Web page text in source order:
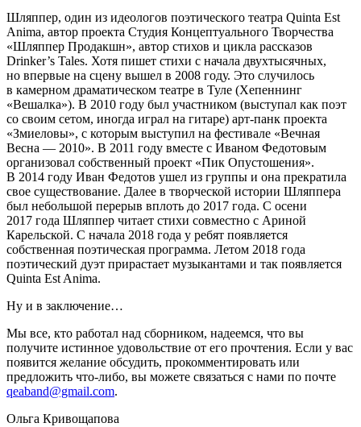
Шляппер, один из идеологов поэтического театра Quinta Est
Anima, автор проекта Студия Концептуального Творчества
«Шляппер Продакшн», автор стихов и цикла рассказов
Drinker’s Tales. Хотя пишет стихи с начала двухтысячных,
но впервые на сцену вышел в 2008 году. Это случилось
в камерном драматическом театре в Туле (Хепеннинг
«Вешалка»). В 2010 году был участником (выступал как поэт
со своим сетом, иногда играл на гитаре) арт-панк проекта
«Змиеловы», с которым выступил на фестивале «Вечная
Весна — 2010». В 2011 году вместе с Иваном Федотовым
организовал собственный проект «Пик Опустошения».
В 2014 году Иван Федотов ушел из группы и она прекратила
свое существование. Далее в творческой истории Шляппера
был небольшой перерыв вплоть до 2017 года. С осени
2017 года Шляппер читает стихи совместно с Ариной
Карельской. С начала 2018 года у ребят появляется
собственная поэтическая программа. Летом 2018 года
поэтический дуэт прирастает музыкантами и так появляется
Quinta Est Anima.
Ну и в заключение…
Мы все, кто работал над сборником, надеемся, что вы
получите истинное удовольствие от его прочтения. Если у вас
появится желание обсудить, прокомментировать или
предложить что-либо, вы можете связаться с нами по почте
qeaband@gmail.com.
Ольга Кривощапова